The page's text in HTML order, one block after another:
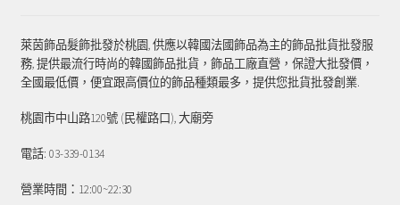
萊茵飾品髮飾批發於桃園, 供應以韓國法國飾品為主的飾品批貨批發服
務, 提供最流行時尚的韓國飾品批貨，飾品工廠直營，保證大批發價，
全國最低價，便宜跟高價位的飾品種類最多，提供您批貨批發創業.
桃園市中山路120號 (民權路口), 大廟旁
電話: 03-339-0134
營業時間：12:00~22:30